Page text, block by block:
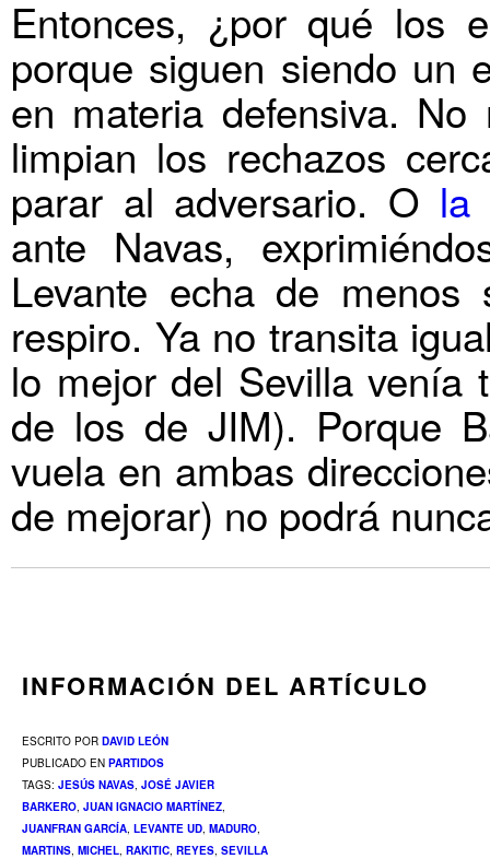
Entonces, ¿por qué los
porque siguen siendo un
en materia defensiva.
limpian los rechazos
parar al adversario. O la
ante Navas,
Levante echa de
respiro. Ya no transita
lo mejor del Sevilla venía
de los de JIM). Porque
vuela en ambas
de mejorar) no podrá
INFORMACIÓN DEL ARTÍCULO
ESCRITO POR DAVID LEÓN
PUBLICADO EN PARTIDOS
TAGS: JESÚS NAVAS, JOSÉ JAVIER
BARKERO, JUAN IGNACIO MARTÍNEZ,
JUANFRAN GARCÍA, LEVANTE UD, MADURO,
MARTINS, MICHEL, RAKITIC, REYES, SEVILLA